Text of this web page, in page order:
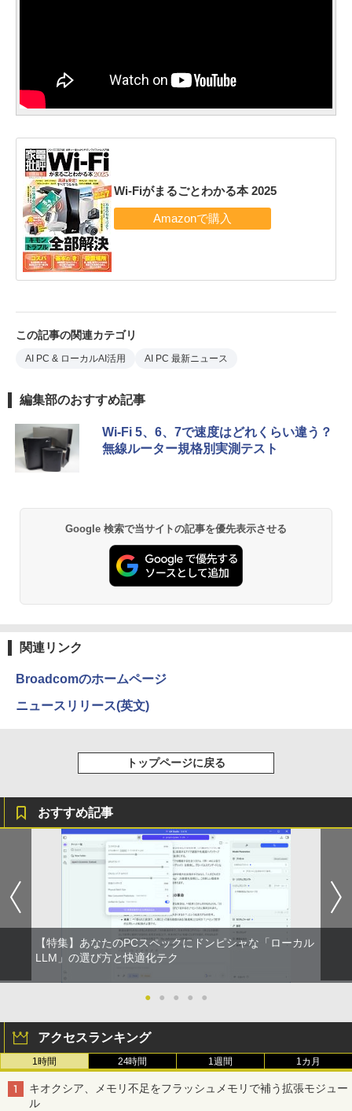
Wi-Fiがまるごとわかる本 2025
この記事の関連カテゴリ
AI PC & ローカルAI活用 AI PC 最新ニュース
編集部のおすすめ記事
Wi-Fi 5、6、7で速度はどれくらい違う？
無線ルーター規格別実測テスト
Google 検索で当サイトの記事を優先表示させる
関連リンク
Broadcomのホームページ
ニュースリリース(英文)
トップページに戻る
おすすめ記事
【特集】あなたのPCスペックにドンピシャな「ローカル
LLM」の選び方と快適化テク
● ● ● ● ●
アクセスランキング
1時間 24時間 1週間 1カ月
キオクシア、メモリ不足をフラッシュメモリで補う拡張モジュー
ル